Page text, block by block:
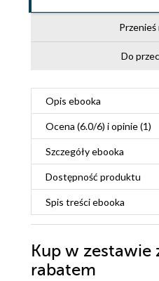
Przenieś
Do
Opis ebooka
Ocena (6.0/6) i opinie (1)
Szczegółyebooka
Dostępność produktu
Spis treściebooka
Kup w
rabatem